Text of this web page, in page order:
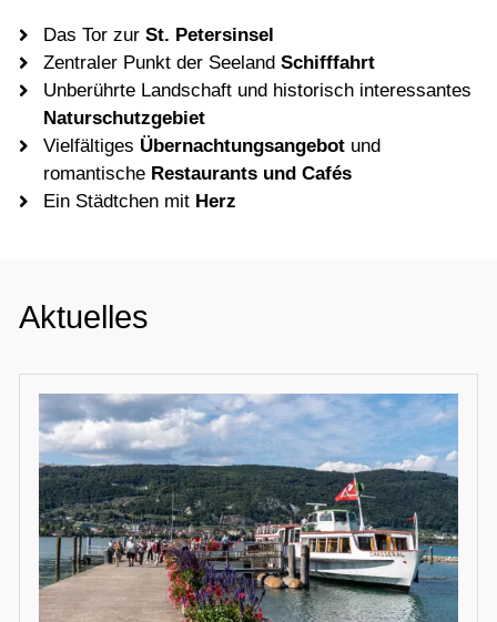
Das Tor zurSt. Petersinsel
Zentraler Punkt der SeelandSchifffahrt
Unberührte Landschaft und historisch interessantes
Naturschutzgebiet
Vielfältiges Übernachtungsangebot und
romantische Restaurants und Cafés
Ein Städtchen mit Herz
Aktuelles